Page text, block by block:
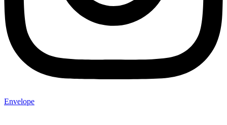
Envelope